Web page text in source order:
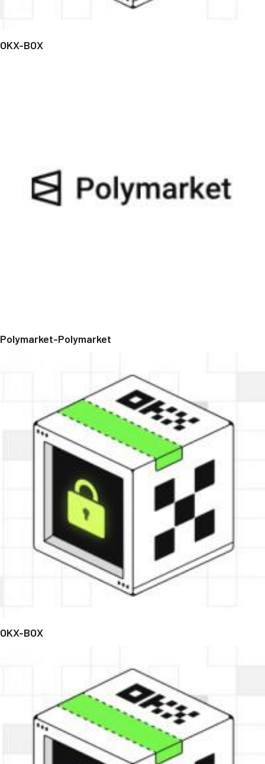
OKX-BOX
Polymarket-Polymarket
OKX-BOX